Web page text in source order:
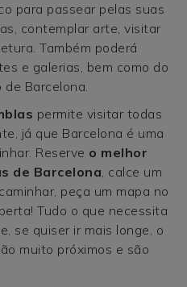
para passear pelas suas
contemplar arte, visitar
Também poderá
e galerias, bem como do
Barcelona.
permite visitar todas
já que Barcelona é uma
Reserve o melhor
de Barcelona, calce um
peça um mapa no
Tudo o que necessita
se quiser ir mais longe, o
muito próximos e são